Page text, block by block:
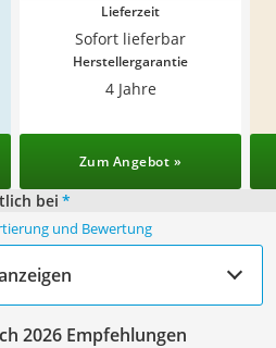
Lieferzeit
Sofort lieferbar
Herstellergarantie
4 Jahre
Zum Angebot »
bei *
und Bewertung
2026 Empfehlungen